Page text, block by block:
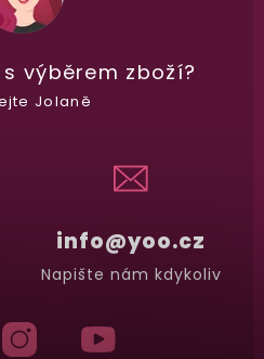
info@yoo.cz
Napište nám kdykoliv
s výběrem zboží?
Jolaně